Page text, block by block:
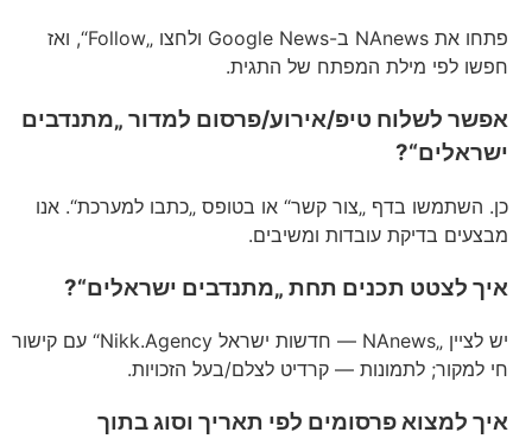
פתחו את NAnews ב-Google News ולחצו „Follow“, ואז
חפשו לפי מילת המפתח של התגית.
אפשר לשלוח טיפ/אירוע/פרסום למדור „מתנדבים
ישראלים“?
כן. השתמשו בדף „צור קשר“ או בטופס „כתבו למערכת“. אנו
מבצעים בדיקת עובדות ומשיבים.
איך לצטט תכנים תחת „מתנדבים ישראלים“?
יש לציין „NAnews — חדשות ישראל Nikk.Agency“ עם קישור
חי למקור; לתמונות — קרדיט לצלם/בעל הזכויות.
איך למצוא פרסומים לפי תאריך וסוג בתוך